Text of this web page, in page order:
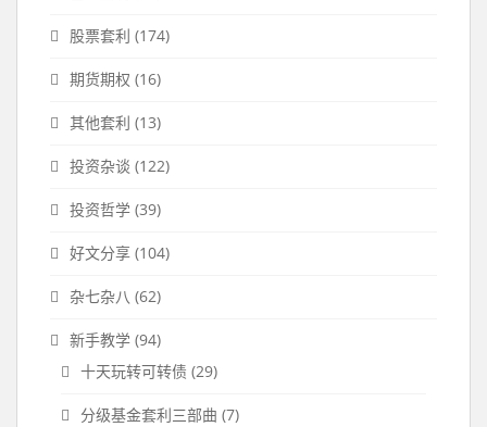
股票套利 (174)
期货期权 (16)
其他套利 (13)
投资杂谈 (122)
投资哲学 (39)
好文分享 (104)
杂七杂八 (62)
新手教学 (94)
十天玩转可转债 (29)
分级基金套利三部曲 (7)